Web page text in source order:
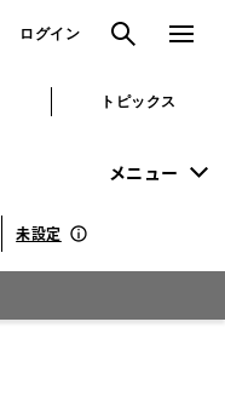
ログイン 検索 メニュ
トピックス
メニュー
未設定